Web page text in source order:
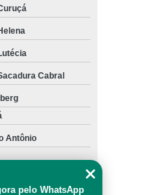
Cabral
Antônio
pelo WhatsApp